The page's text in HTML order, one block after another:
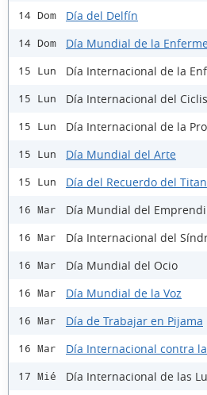
14 Dom Día del Delfín
14 Dom Día Mundial de la
15 Lun Día Internacional de la
15 Lun Día Internacional del
15 Lun Día Internacional de la
15 Lun Día Mundial del Arte
15 Lun Día del Recuerdo del
16 Mar Día Mundial del
16 Mar Día Internacional del
16 Mar Día Mundial del Ocio
16 Mar Día Mundial de la Voz
16 Mar Día de Trabajar en Pijama
16 Mar Día Internacional contra
17 Mié Día Internacional de las